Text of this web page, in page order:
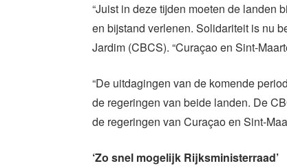
“Juist in deze tijden moeten de landen
en bijstand verlenen. Solidariteit is nu
Jardim (CBCS). “Curaçao en Sint-
“De uitdagingen van de komende
de regeringen van beide landen. De
de regeringen van Curaçao en Sint-
‘Zo snel mogelijk Rijksministerraad’